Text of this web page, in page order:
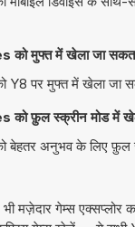
मुफ्त में खेला जा
पर मुफ्त में खेला जा
फ़ुल स्क्रीन मोड में
अनुभव के लिए फ़ुल
मज़ेदार गेम्स एक्सप्लोर